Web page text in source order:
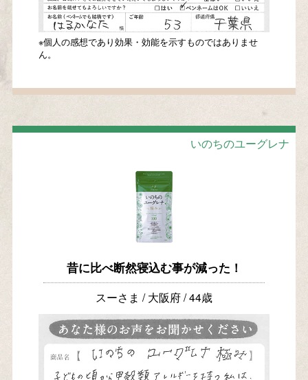
※個人の感想であり効果・効能を示すものではありませ
ん。
いのちのユーグレナ
昔に比べ断然寝込む事が減った！
スーさま / 大阪府 / 44歳